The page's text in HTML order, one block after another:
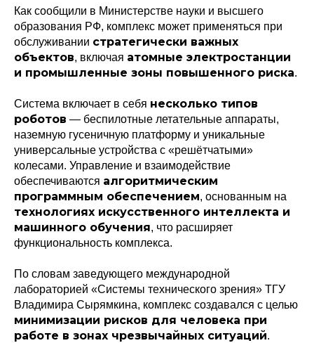
Как сообщили в Министерстве науки и высшего
образования РФ, комплекс может применяться при
обслуживании стратегически важных
объектов, включая атомные электростанции
и промышленные зоны повышенного риска.
Система включает в себя несколько типов
роботов — беспилотные летательные аппараты,
наземную гусеничную платформу и уникальные
универсальные устройства с «решётчатыми»
колесами. Управление и взаимодействие
обеспечиваются алгоритмическим
программным обеспечением, основанным на
технологиях искусственного интеллекта и
машинного обучения, что расширяет
функциональность комплекса.
По словам заведующего международной
лабораторией «Системы технического зрения» ТГУ
Владимира Сырямкина, комплекс создавался с целью
минимизации рисков для человека при
работе в зонах чрезвычайных ситуаций.